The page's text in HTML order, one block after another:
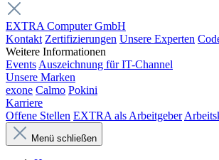
EXTRA Computer GmbH
Kontakt Zertifizierungen Unsere Experten
Weitere Informationen
Events Auszeichnung für IT-Channel
Unsere Marken
exone Calmo Pokini
Karriere
Offene Stellen EXTRA als Arbeitgeber
Menü schließen